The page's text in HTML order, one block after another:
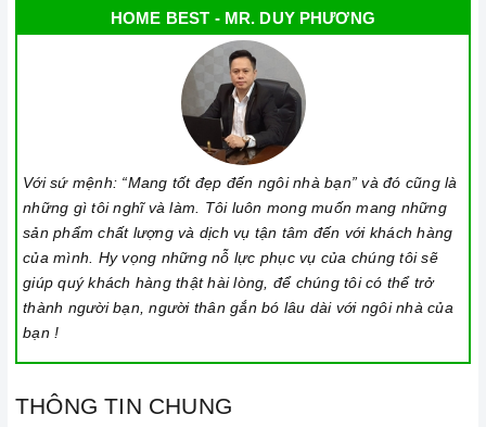
Làm theo hướng dẫn của nhà sản xuất.
Đặt bếp trên bề mặt phẳng, ổn định.
Đặt dụng cụ nấu đúng trọng tâm của vùng nấu trước khi bật
cảm ứng để tránh các mã lỗi bếp điện từ và để tiết kiệm điện
Bật bếp bằng cách chạm vào nút bật/ tắt trên bảng điều
khiển, và thao tác trượt để tăng giảm công suất/ nhiệt độ/
thời gian.
Đặt công suất/ nhiệt độ/ hẹn giờ và chế độ nấu Booster theo
hướng dẫn sử dụng.
trình nấu. Tất cả các nút sẽ bị khóa và chương trình nấu vẫn
HOME BEST - MR. DUY PHƯƠNG
Với sứ mệnh: “Mang tốt đẹp đến ngôi nhà bạn” và đó cũng là
những gì tôi nghĩ và làm. Tôi luôn mong muốn mang những
sản phẩm chất lượng và dịch vụ tận tâm đến với khách hàng
của mình. Hy vọng những nỗ lực phục vụ của chúng tôi sẽ
giúp quý khách hàng thật hài lòng, để chúng tôi có thể trở
thành người bạn, người thân gắn bó lâu dài với ngôi nhà của
bạn !
THÔNG TIN CHUNG